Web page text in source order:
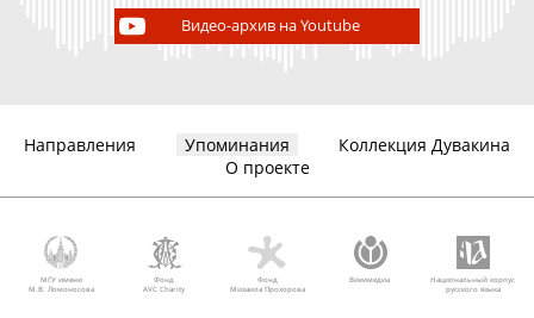
Видео-архив на Youtube
Направления Упоминания
Коллекция Дувакина
О проекте
МГУ имени
М.В. Ломоносова
Фонд
AVC Charity
Фонд
Михаила Прохорова
Викимедиа
Национальный корпус
русского языка